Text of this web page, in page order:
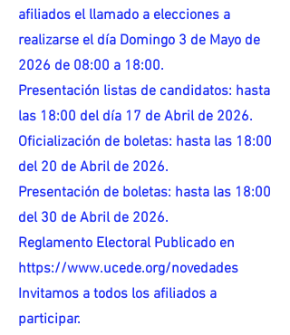
afiliados el llamado a elecciones a
realizarse el día Domingo 3 de Mayo de
2026 de 08:00 a 18:00.
Presentación listas de candidatos: hasta
las 18:00 del día 17 de Abril de 2026.
Oficialización de boletas: hasta las 18:00
del 20 de Abril de 2026.
Presentación de boletas: hasta las 18:00
del 30 de Abril de 2026.
Reglamento Electoral Publicado en
https://www.ucede.org/novedades
Invitamos a todos los afiliados a
participar.